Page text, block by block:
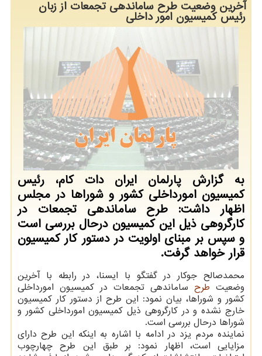
آخرین وضعیت طرح ساماندهی تجمعات از زبان
رئیس کمیسیون امور داخلی
به گزارش پارلمان ایران دات کام، رئیس
کمیسیون امورداخلی کشور و شوراها در مجلس
اظهار داشت: طرح ساماندهی تجمعات در
کارگروهی ذیل این کمیسیون درحال بررسی است
و سپس بر مبنای اولویت در دستور کار کمیسیون
قرار خواهد گرفت.
محمدصالح جوکار در گفتگو با ایسنا، در رابطه با آخرین
وضعیت طرح ساماندهی تجمعات در کمیسیون امورداخلی
کشور و شوراها، بیان نمود: این طرح از دستور کار کمیسیون
خارج نشده و در کارگروهی ذیل کمیسیون امورداخلی کشور و
شوراها درحال بررسی است.
نماینده مردم یزد در ادامه با اشاره به اینکه این طرح دارای
مزایایی است، اظهار نمود: بر طبق این طرح چهارچوب